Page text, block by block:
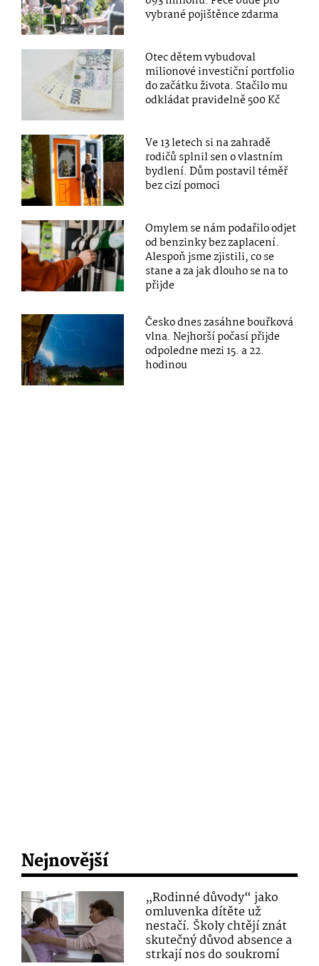
vybrané pojištěnce zdarma
Otec dětem vybudoval
milionové investiční portfolio
do začátku života. Stačilo mu
odkládat pravidelně 500 Kč
Ve 13 letech si na zahradě
rodičů splnil sen o vlastním
bydlení. Dům postavil téměř
bez cizí pomoci
Omylem se nám podařilo odjet
od benzinky bez zaplacení.
Alespoň jsme zjistili, co se
stane a za jak dlouho se na to
přijde
Česko dnes zasáhne bouřková
vlna. Nejhorší počasí přijde
odpoledne mezi 15. a 22.
hodinou
Nejnovější
„Rodinné důvody“ jako
omluvenka dítěte už
nestačí. Školy chtějí znát
skutečný důvod absence a
strkají nos do soukromí